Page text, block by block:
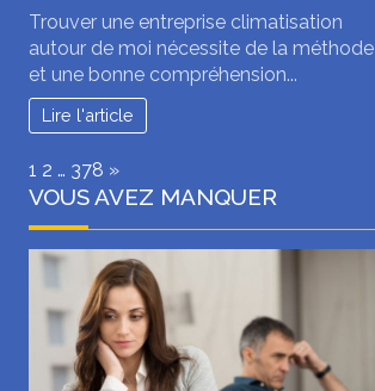
Trouver une entreprise climatisation
autour de moi nécessite de la méthode
et une bonne compréhension...
Lire l'article
Page:
1 2 … 378 Next
»
VOUS AVEZ MANQUER